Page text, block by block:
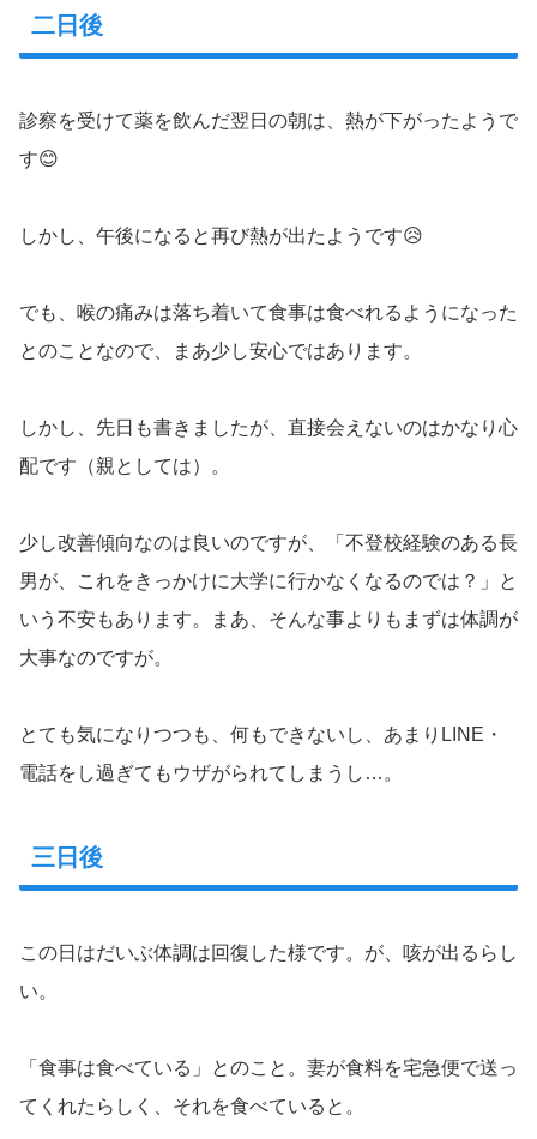
二日後
診察を受けて薬を飲んだ翌日の朝は、熱が下がったようで
す😊
しかし、午後になると再び熱が出たようです😥
でも、喉の痛みは落ち着いて食事は食べれるようになった
とのことなので、まあ少し安心ではあります。
しかし、先日も書きましたが、直接会えないのはかなり心
配です（親としては）。
少し改善傾向なのは良いのですが、「不登校経験のある長
男が、これをきっかけに大学に行かなくなるのでは？」と
いう不安もあります。まあ、そんな事よりもまずは体調が
大事なのですが。
とても気になりつつも、何もできないし、あまりLINE・
電話をし過ぎてもウザがられてしまうし…。
三日後
この日はだいぶ体調は回復した様です。が、咳が出るらし
い。
「食事は食べている」とのこと。妻が食料を宅急便で送っ
てくれたらしく、それを食べていると。